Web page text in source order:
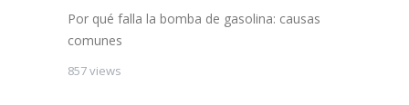
Por qué falla la bomba de gasolina: causas
comunes
857 views